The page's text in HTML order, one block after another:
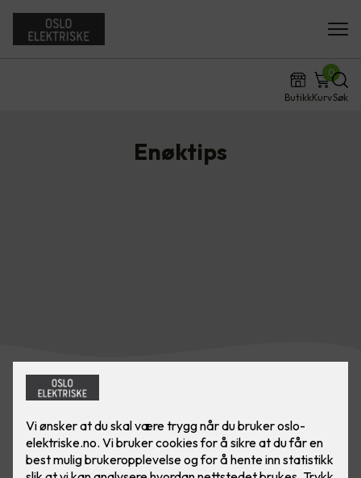
ButikkKurv
0
Søk
Enøktips
Enøk -tips om energisparing til boliger
ENØK handler om å redusere eneribruken. I tillegg til at tiltak
innen ENØK er bra for miljøet, er det penger å spare på
reduserte strømpriser.